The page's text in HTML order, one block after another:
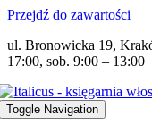
Przejdź do zawartości
ul. Bronowicka 19,
17:00, sob. 9:00 – 13:00
Toggle Navigation